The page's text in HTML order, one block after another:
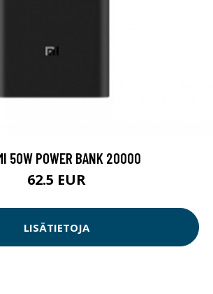
50W POWER BANK 20000
62.5 EUR
LISÄTIETOJA